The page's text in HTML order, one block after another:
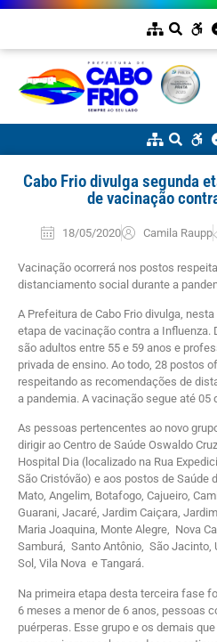
Cabo Frio divulga segunda
de vacinação
18/05/2020 Camila Raupp
Vacinação ocorrerá nos postos
distanciamento social durante a
A Prefeitura de Cabo Frio divulga,
etapa de vacinação contra a Influenza.
são adultos entre 55 e 59 anos e
privada de ensino. Ao todo, 28 postos
respeitando as recomendações de
a pandemia. A vacinação segue até 05
As pessoas pertencentes ao novo
dirigir ao Centro de Saúde Oswaldo
Hospital Dia (localizado na Rua
São Cristóvão) e aos postos de Saúde
Mato, Angelim, Botafogo, Cajueiro,
Guarani, Jacaré, Jardim Caiçara,
Maria Joaquina, Monte Alegre, Nova
Samburá, Santo Antônio, São Jacinto,
Sol, Vila Nova e Tangará.
Na primeira etapa desta terceira fase
6 meses a menor de 6 anos, pessoas
puérperas. Esse grupo e os demais